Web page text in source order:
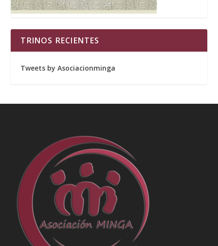
TRINOS RECIENTES
Tweets by Asociacionminga